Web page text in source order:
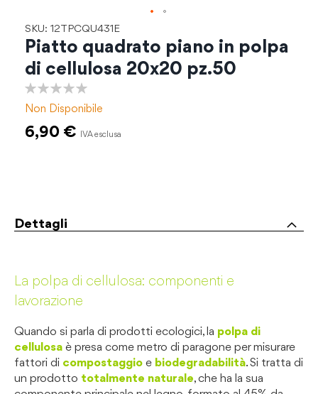
SKU: 12TPCQU431E
Piatto quadrato piano in polpa
di cellulosa 20x20 pz.50
Non Disponibile
6,90 €
Dettagli
La polpa di cellulosa: componenti e
lavorazione
Quando si parla di prodotti ecologici, la polpa di
cellulosa è presa come metro di paragone per misurare
fattori di compostaggio e biodegradabilità. Si tratta di
un prodotto totalmente naturale, che ha la sua
all'inizio
galleria